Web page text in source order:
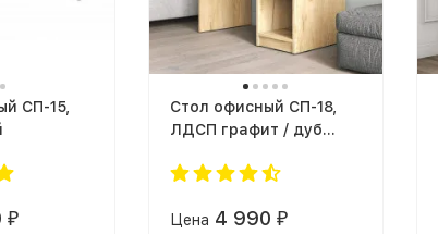
СП-15,
₽
Cтол офисный СП-18,
ЛДСП графит / дуб
Цена 4 990 ₽